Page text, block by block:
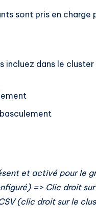
sont pris en charge
incluez dans le cluster
et activé pour le
=> Clic droit
(clic droit sur le